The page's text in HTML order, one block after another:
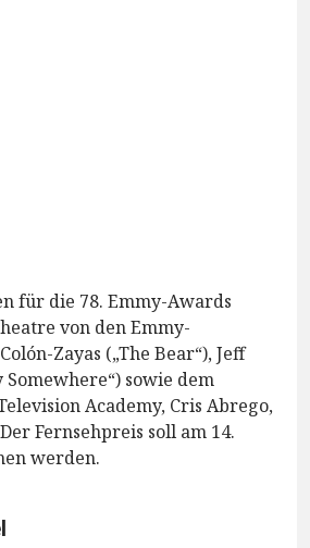
für die 78. Emmy-Awards
von den Emmy-
Zayas („The Bear“), Jeff
sowie dem
Academy, Cris Abrego,
Fernsehpreis soll am 14.
werden.